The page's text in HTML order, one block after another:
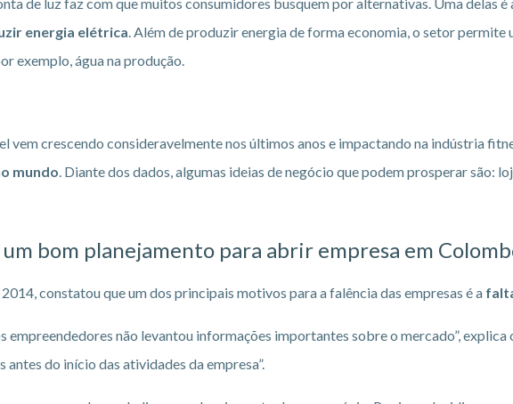
energia elétrica. Além de produzir energia de forma economia, o setor
exemplo, água na produção.
vem crescendo consideravelmente nos últimos anos e impactando na indústria
mundo. Diante dos dados, algumas ideias de negócio que podem prosperar são:
bom planejamento para abrir empresa em
2014, constatou que um dos principais motivos para a falência das empresas é a
empreendedores não levantou informações importantes sobre o mercado”,
do início das atividades da empresa”.